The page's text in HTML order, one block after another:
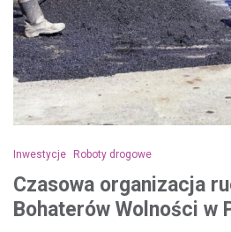
Inwestycje Roboty drogowe
Czasowa organizacja
Bohaterów Wolności w